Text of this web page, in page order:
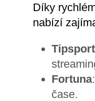
Díky
nabízí
Tipsport
Fortuna
čase.